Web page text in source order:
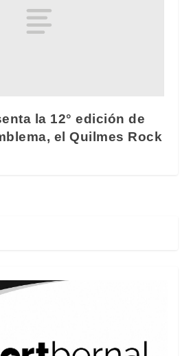
la 12° edición de
el Quilmes Rock